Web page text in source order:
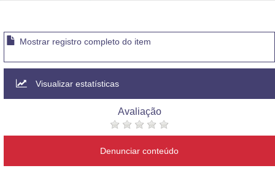
Mostrar registro completo do item
Visualizar estatísticas
Avaliação
Denunciar conteúdo